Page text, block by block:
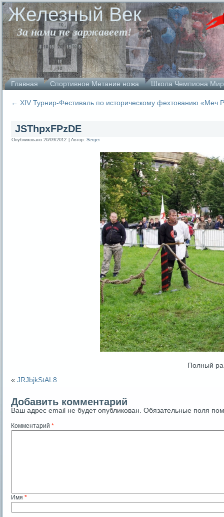
Железный Век
За нами не заржавеет!
Главная Спортивное Метание ножа Школа Чемпиона
← XIV Турнир-Фестиваль по историческому фехтованию «Меч
JSThpxFPzDE
Опубликовано 20/09/2012 Автор: Sergei
Полный
« JRJbjkStAL8
Добавить комментарий
Ваш адрес email не будет опубликован. Обязательные поля
Комментарий *
Имя *